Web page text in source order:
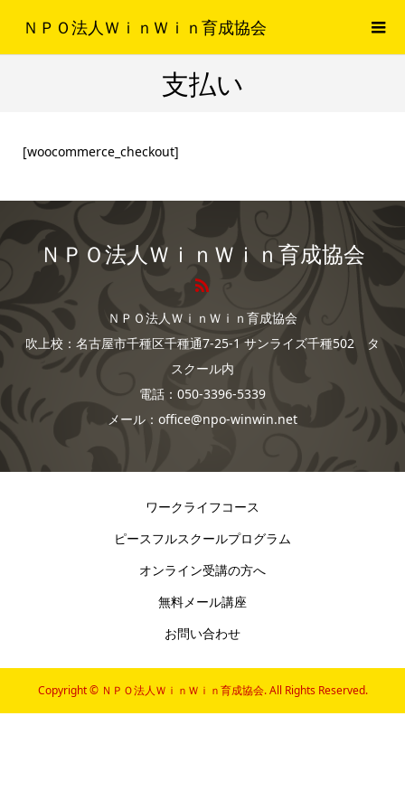
ＮＰＯ法人ＷｉｎＷｉｎ育成協会
支払い
[woocommerce_checkout]
ＮＰＯ法人ＷｉｎＷｉｎ育成協会
ＮＰＯ法人ＷｉｎＷｉｎ育成協会
吹上校：名古屋市千種区千種通7-25-1 サンライズ千種502 タ
スクール内
電話：050-3396-5339
メール：office@npo-winwin.net
ワークライフコース
ピースフルスクールプログラム
オンライン受講の方へ
無料メール講座
お問い合わせ
Copyright ©ＮＰＯ法人ＷｉｎＷｉｎ育成協会. All Rights Reserved.